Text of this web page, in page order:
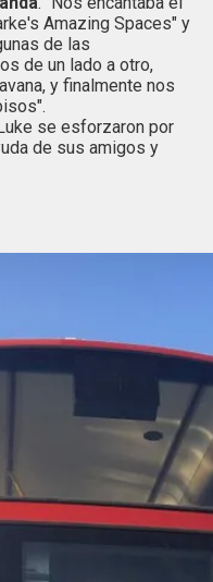
Amazing Spaces" y
de las
de un lado a otro,
y finalmente nos
se esforzaron por
de sus amigos y